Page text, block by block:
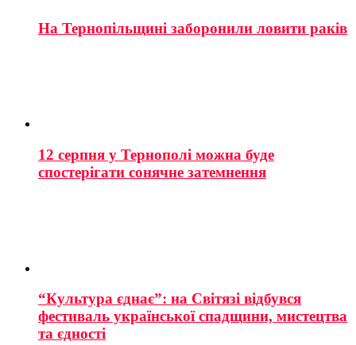
На Тернопільщині заборонили ловити раків
12 серпня у Тернополі можна буде
спостерігати сонячне затемнення
“Культура єднає”: на Світязі відбувся
фестиваль української спадщини, мистецтва
та єдності